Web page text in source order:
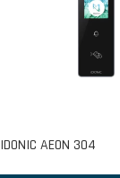
IDONIC AEON 304